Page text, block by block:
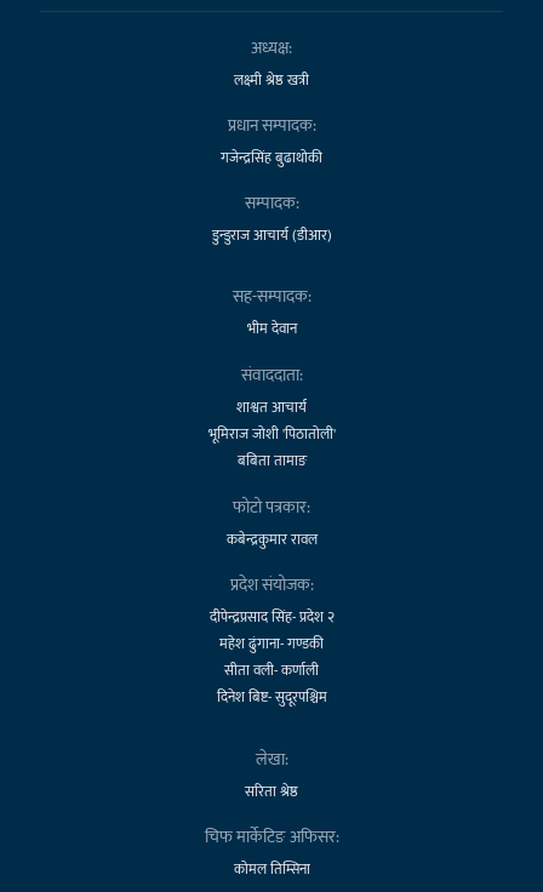
अध्यक्ष:
लक्ष्मी श्रेष्ठ खत्री
प्रधान सम्पादक:
गजेन्द्रसिंह बुढाथोकी
सम्पादक:
डुन्डुराज आचार्य (डीआर)
सह-सम्पादक:
भीम देवान
संवाददाता:
शाश्वत आचार्य
भूमिराज जोशी 'पिठातोली'
बबिता तामाङ
फोटो पत्रकार:
कबेन्द्रकुमार रावल
प्रदेश संयोजक:
दीपेन्द्रप्रसाद सिंह- प्रदेश २
महेश ढुंगाना- गण्डकी
सीता वली- कर्णाली
दिनेश बिष्ट- सुदूरपश्चिम
लेखा:
सरिता श्रेष्ठ
चिफ मार्केटिङ अफिसर:
कोमल तिम्सिना